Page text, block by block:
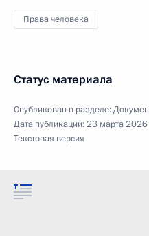
Права человека
Статус материала
Опубликован в разделе:
Дата публикации:23 марта 2026
Текстовая версия